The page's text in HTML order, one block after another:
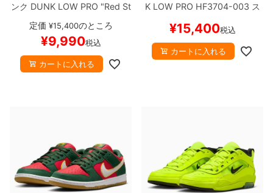
ンク DUNK LOW PRO "Red St
ardust" HJ4135-600
ボード スケボー
【キャンセル/
返品/交換不可商品】
定価 ¥15,400のところ
¥9,990税込
カートに入れる
K LOW PRO HF3704-003 ス
ンセル/返品/交換不可商品】
¥15,400税込
カートに入れる